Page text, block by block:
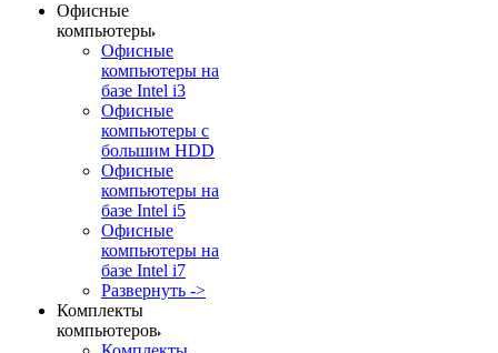
Офисные
компьютеры
Офисные
компьютеры на
базе Intel i3
Офисные
компьютеры с
большим HDD
Офисные
компьютеры на
базе Intel i5
Офисные
компьютеры на
базе Intel i7
Развернуть ->
Комплекты
компьютеров